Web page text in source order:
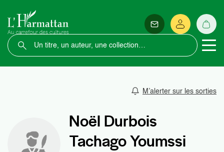
M’alerter sur les sorties
Noël Durbois
Tachago Youmssi